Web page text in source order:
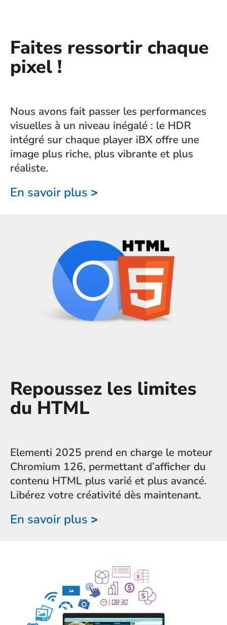
Faites ressortir chaque
pixel !
Nous avons fait passer les performances
visuelles à un niveau inégalé : le HDR
intégré sur chaque player iBX offre une
image plus riche, plus vibrante et plus
réaliste.
En savoir plus >
Repoussez les limites
du HTML
Elementi 2025 prend en charge le moteur
Chromium 126, permettant d’afficher du
contenu HTML plus varié et plus avancé.
Libérez votre créativité dès maintenant.
En savoir plus >